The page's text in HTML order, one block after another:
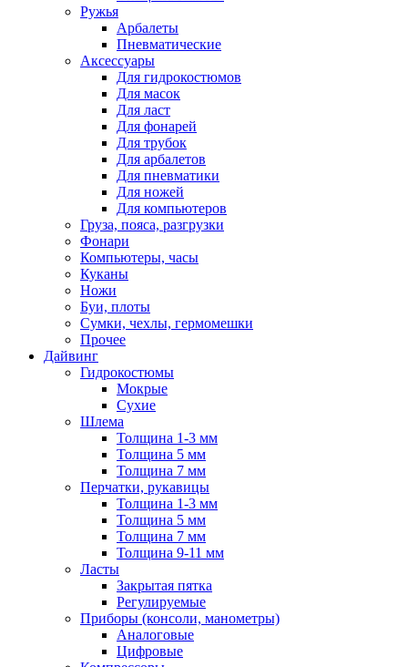
Ружья
Арбалеты
Пневматические
Аксессуары
Для гидрокостюмов
Для масок
Для ласт
Для фонарей
Для трубок
Для арбалетов
Для пневматики
Для ножей
Для компьютеров
Груза, пояса, разгрузки
Фонари
Компьютеры, часы
Куканы
Ножи
Буи, плоты
Сумки, чехлы, гермомешки
Прочее
Дайвинг
Гидрокостюмы
Мокрые
Сухие
Шлема
Толщина 1-3 мм
Толщина 5 мм
Толщина 7 мм
Перчатки, рукавицы
Толщина 1-3 мм
Толщина 5 мм
Толщина 7 мм
Толщина 9-11 мм
Ласты
Закрытая пятка
Регулируемые
Приборы (консоли, манометры)
Аналоговые
Цифровые